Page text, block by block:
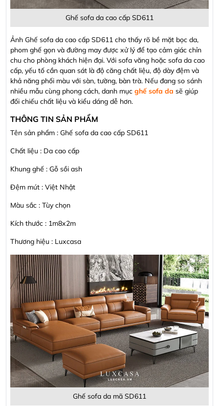
Ghế sofa da cao cấp SD611
Ảnh Ghế sofa da cao cấp SD611 cho thấy rõ bề mặt bọc da,
phom ghế gọn và đường may được xử lý để tạo cảm giác chỉn
chu cho phòng khách hiện đại. Với sofa văng hoặc sofa da cao
cấp, yếu tố cần quan sát là độ căng chất liệu, độ dày đệm và
khả năng phối màu với sàn, tường, bàn trà. Nếu đang so sánh
nhiều mẫu cùng phong cách, danh mục ghế sofa da sẽ giúp
đối chiếu chất liệu và kiểu dáng dễ hơn.
THÔNG TIN SẢN PHẨM
Tên sản phẩm : Ghế sofa da cao cấp SD611
Chất liệu : Da cao cấp
Khung ghế : Gỗ sồi ash
Đệm mút : Việt Nhật
Màu sắc : Tùy chọn
Kích thước : 1m8x2m
Thương hiệu : Luxcasa
Ghế sofa da mã SD611